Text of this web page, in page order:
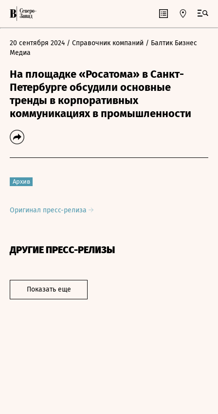
20 сентября 2024 / Справочник компаний / Балтик Бизнес
Медиа
На площадке «Росатома» в Санкт-
Петербурге обсудили основные
тренды в корпоративных
коммуникациях в промышленности
Архив
Оригинал пресс-релиза
ДРУГИЕ ПРЕСС-РЕЛИЗЫ
Показать еще